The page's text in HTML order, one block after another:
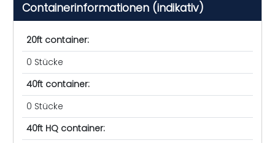
Containerinformationen (indikativ)
20ft container:
0 Stücke
40ft container:
0 Stücke
40ft HQ container: